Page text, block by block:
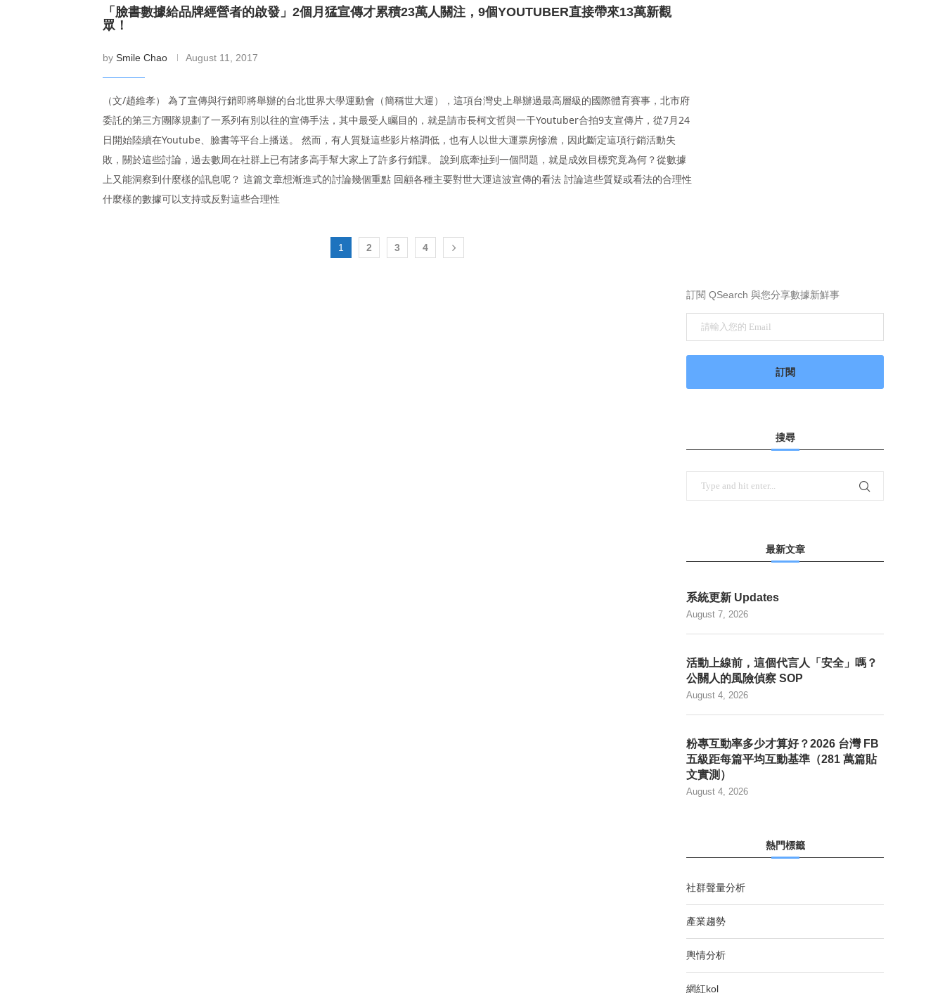
「臉書數據給品牌經營者的啟發」2個月猛宣傳才累積23萬人關注，9個YOUTUBER直接帶來13萬新觀
眾！
by Smile Chao August 11, 2017
（文/趙維孝） 為了宣傳與行銷即將舉辦的台北世界大學運動會（簡稱世大運），這項台灣史上舉辦過最高層級的國際體育賽事，北市府
委託的第三方團隊規劃了一系列有別以往的宣傳手法，其中最受人矚目的，就是請市長柯文哲與一干Youtuber合拍9支宣傳片，從7月24
日開始陸續在Youtube、臉書等平台上播送。 然而，有人質疑這些影片格調低，也有人以世大運票房慘澹，因此斷定這項行銷活動失
敗，關於這些討論，過去數周在社群上已有諸多高手幫大家上了許多行銷課。 說到底牽扯到一個問題，就是成效目標究竟為何？從數據
上又能洞察到什麼樣的訊息呢？ 這篇文章想漸進式的討論幾個重點 回顧各種主要對世大運這波宣傳的看法 討論這些質疑或看法的合理性
什麼樣的數據可以支持或反對這些合理性
1 2 3 4
訂閱 QSearch 與您分享數據新鮮事
搜尋
最新文章
系統更新 Updates
August 7, 2026
活動上線前，這個代言人「安全」嗎？
公關人的風險偵察 SOP
August 4, 2026
粉專互動率多少才算好？2026 台灣 FB
五級距每篇平均互動基準（281 萬篇貼
文實測）
August 4, 2026
熱門標籤
社群聲量分析
產業趨勢
輿情分析
網紅kol